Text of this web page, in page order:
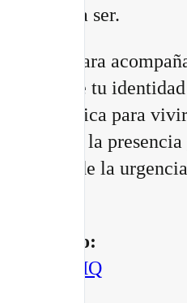
o a ser.
vídeo para
de que tu
una práctica para
la
no desde la
completo: